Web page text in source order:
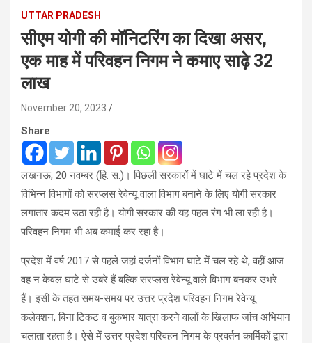
UTTAR PRADESH
सीएम योगी की मॉनिटरिंग का दिखा असर,
एक माह में परिवहन निगम ने कमाए साढ़े 32
लाख
November 20, 2023
Share
लखनऊ, 20 नवम्बर (हि. स.)। पिछली सरकारों में घाटे में चल रहे प्रदेश के
विभिन्न विभागों को सरप्लस रेवेन्यू वाला विभाग बनाने के लिए योगी सरकार
लगातार कदम उठा रही है। योगी सरकार की यह पहल रंग भी ला रही है।
परिवहन निगम भी अब कमाई कर रहा है।
प्रदेश में वर्ष 2017 से पहले जहां दर्जनों विभाग घाटे में चल रहे थे, वहीं आज
वह न केवल घाटे से उबरे हैं बल्कि सरप्लस रेवेन्यू वाले विभाग बनकर उभरे
हैं। इसी के तहत समय-समय पर उत्तर प्रदेश परिवहन निगम रेवेन्यू
कलेक्शन, बिना टिकट व बुकभार यात्रा करने वालों के खिलाफ जांच अभियान
चलाता रहता है। ऐसे में उत्तर प्रदेश परिवहन निगम के प्रवर्तन कार्मिकों द्वारा